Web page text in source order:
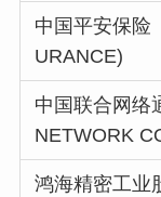
中国平安保险
URANCE)
中国联合网络
NETWORK
鸿海精密工业